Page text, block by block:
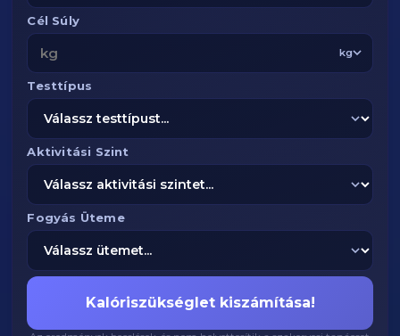
Cél Súly
kg
Testtípus
Aktivitási Szint
Fogyás Üteme
Kalóriszükséglet kiszámítása!